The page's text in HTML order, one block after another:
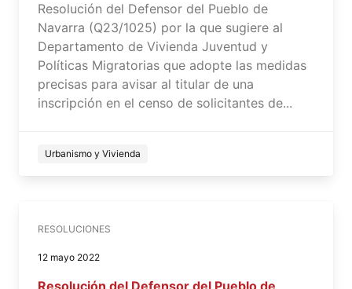
Resolución del Defensor del Pueblo de
Navarra (Q23/1025) por la que sugiere al
Departamento de Vivienda Juventud y
Políticas Migratorias que adopte las medidas
precisas para avisar al titular de una
inscripción en el censo de solicitantes de...
Urbanismo y Vivienda
RESOLUCIONES
12 mayo 2022